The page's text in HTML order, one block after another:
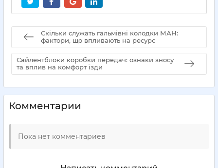
Скільки служать гальмівні колодки МАН:
фактори, що впливають на ресурс
Сайлентблоки коробки передач: ознаки зносу
та вплив на комфорт їзди
Комментарии
Пока нет комментариев